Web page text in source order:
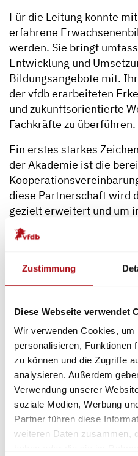
Zustimmung
Diese Webseite verwendet
Wir verwenden Cookies, um
personalisieren, Funktionen
zu können und die Zugriffe
analysieren. Außerdem
Verwendung unserer
soziale Medien, Werbung
Partner führen diese
weiteren Daten zusammen,
Für die Leitung konnte
erfahrene
werden. Sie bringt
Entwicklung und
Bildungsangebote mit.
der vfdb erarbeiteten
und zukunftsorientierte
Fachkräfte zu überführen.
Ein erstes starkes
der Akademie ist die
diese Partnerschaft wird
gezielt erweitert und um
Trainingsmethoden
Forschungsprojekten
Arbeit der Referate des
sichergestellt, dass
Erkenntnisse direkt in
Fachkräfte von den
profitieren.
Ein erstes Highlight ist
Veranstaltung am 17.
auf dem Merkblatt
Straßen- und U-Bahnen“